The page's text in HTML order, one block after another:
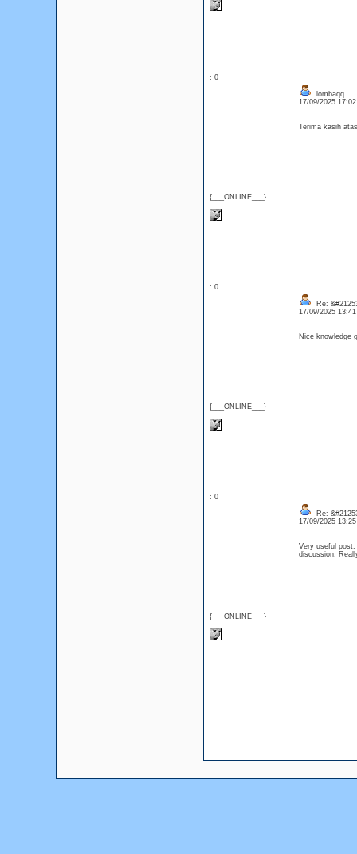
: 0
{___ONLINE___}
lombaqq
17/09/2025
Terima kasih
: 0
{___ONLINE___}
Re:
17/09/2025
Nice knowledge
: 0
{___ONLINE___}
Re:
17/09/2025
Very useful
discussion.